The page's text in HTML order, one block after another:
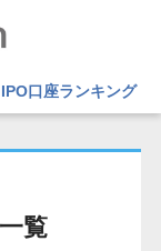
IPO口座ランキング
覧